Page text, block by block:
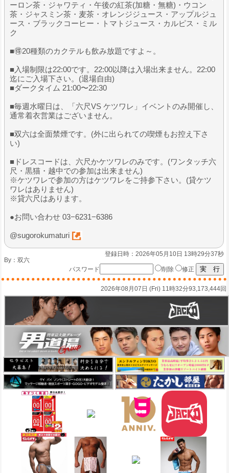
ーロン茶・ジャワティ・午後の紅茶(加糖・無糖)・ウコン
茶・ジャスミン茶・麦茶・オレンジジュース・アップルジュ
ース・ブラックコーヒー・トマトジュース・カルピス・ミル
ク
■🉐20種類のカクテルも飲み放題ですよ～。
■入場制限は22:00です。22:00以降は入場出来ません。22:00
迄にご入場下さい。(退場自由)
■ダークタイム 21:00〜22:30
■毎週水曜日は、「六尺VS ケツワレ」イベントのみ開催し、
通常着衣営業はございません。
■双六は全面禁煙です。(外に出られての喫煙もお控え下さ
い)
■ドレスコードは、六尺かケツワレのみです。(ワンタッチ六
尺・黒猫・越中での参加は出来ません)
※ケツワレで参加の方はケツワレをご持参下さい。(貸ケツ
ワレはありません)
※貸六尺はあります。
●お問い合わせ 03−6231−6386
@sugorokumaturi
登録日時：2026年05月10日 13時29分37秒
By： 双六
パスワード
削除 修正
2026年08月07日 (Fri) 11時32分93,173,444回